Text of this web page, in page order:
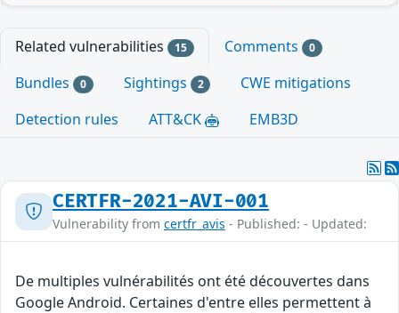
Related vulnerabilities 15 Comments 0
Bundles 0 Sightings 2
CWE mitigations
Detection rules
ATT&CK EMB3D
CERTFR-2021-AVI-001
Vulnerability from certfr_avis - Published: - Updated:
De multiples vulnérabilités ont été découvertes dans
Google Android. Certaines d'entre elles permettent à